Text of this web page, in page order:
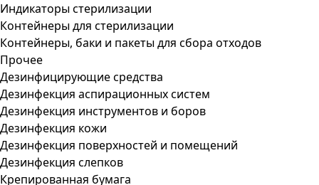
Индикаторы стерилизации
Контейнеры для стерилизации
Контейнеры, баки и пакеты для сбора отходов
Прочее
Дезинфицирующие средства
Дезинфекция аспирационных систем
Дезинфекция инструментов и боров
Дезинфекция кожи
Дезинфекция поверхностей и помещений
Дезинфекция слепков
Крепированная бумага